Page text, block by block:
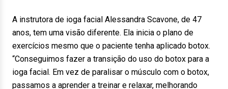
A instrutora de ioga facial Alessandra Scavone, de 47
anos, tem uma visão diferente. Ela inicia o plano de
exercícios mesmo que o paciente tenha aplicado botox.
“Conseguimos fazer a transição do uso do botox para a
ioga facial. Em vez de paralisar o músculo com o botox,
passamos a aprender a treinar e relaxar, melhorando